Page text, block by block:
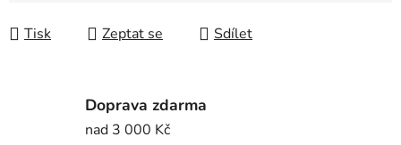
Tisk
Zeptat se Sdílet
Doprava zdarma
nad 3 000 Kč